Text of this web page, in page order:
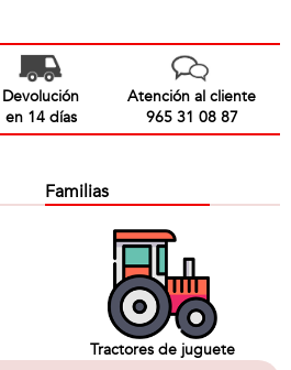
Devolución
en 14 días
Atención al cliente
965 31 08 87
Familias
Tractores de juguete